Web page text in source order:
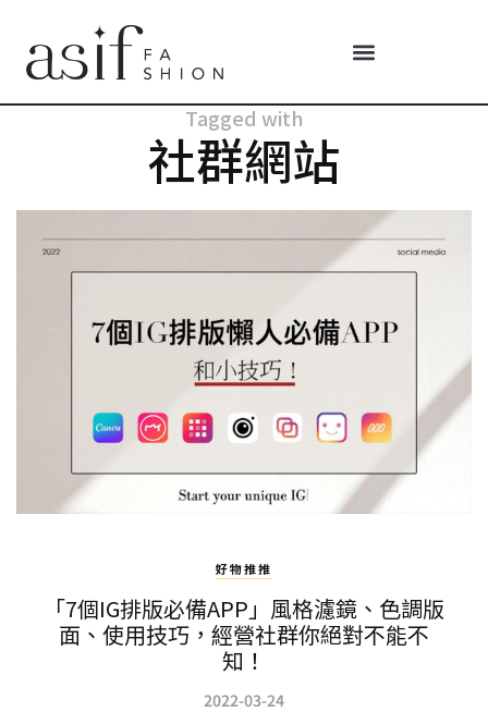
Tagged with
社群網站
好物推推
「7個IG排版必備APP」風格濾鏡、色調版
面、使用技巧，經營社群你絕對不能不
知！
2022-03-24